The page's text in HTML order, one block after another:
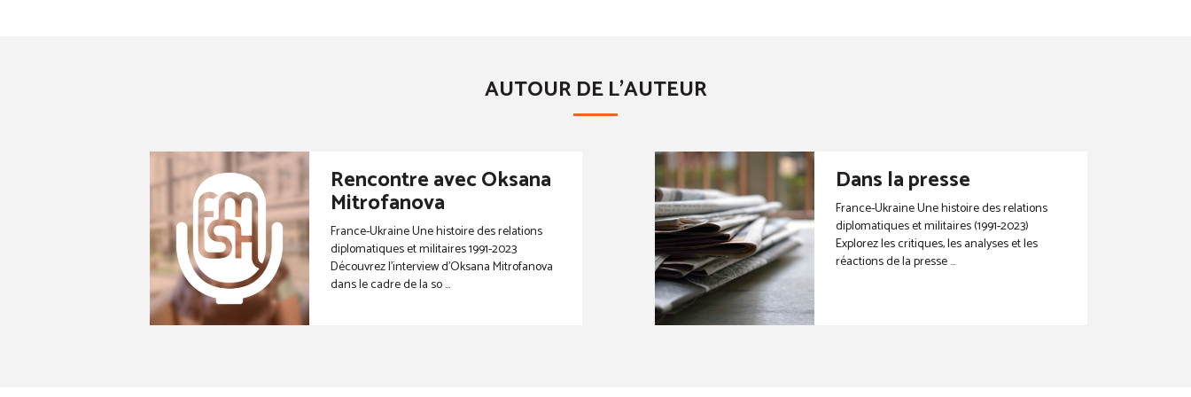
AUTOUR DE L'AUTEUR
Rencontre avec Oksana
Mitrofanova
France-Ukraine Une histoire des relations
diplomatiques et militaires 1991-2023
Découvrez l’interview d’Oksana Mitrofanova
dans le cadre de la so ...
Dans la presse
France-Ukraine Une histoire des relations
diplomatiques et militaires (1991-2023)
Explorez les critiques, les analyses et les
réactions de la presse ...